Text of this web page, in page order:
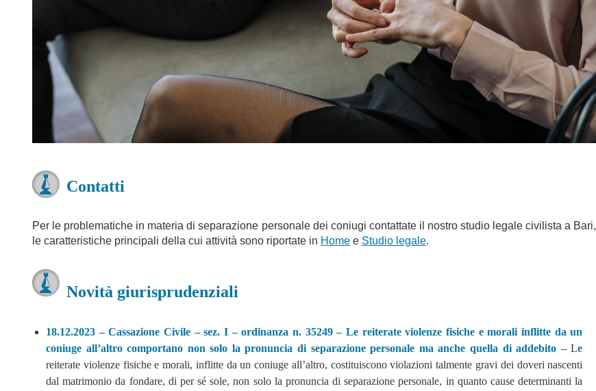
Contatti
Per le problematiche in materia di separazione personale dei coniugi contattate il nostro studio legale civilista a Bari,
le caratteristiche principali della cui attività sono riportate in Home e Studio legale.
Novità giurisprudenziali
18.12.2023 – Cassazione Civile – sez. I – ordinanza n. 35249 – Le reiterate violenze fisiche e morali inflitte da un
coniuge all’altro comportano non solo la pronuncia di separazione personale ma anche quella di addebito –Le
reiterate violenze fisiche e morali, inflitte da un coniuge all’altro, costituiscono violazioni talmente gravi dei doveri nascenti
dal matrimonio da fondare, di per sé sole, non solo la pronuncia di separazione personale, in quanto cause determinanti la